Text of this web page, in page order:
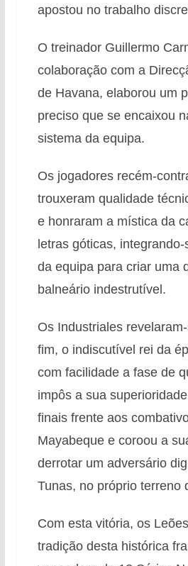
apostou no trabalho
O treinador Guillermo
colaboração com a
de Havana, elaborou um
preciso que se encaixou
sistema da equipa.
Os jogadores recém-
trouxeram qualidade
e honraram a mística da
letras góticas,
da equipa para criar uma
balneário indestrutível.
Os Industriales
fim, o indiscutível rei da
com facilidade a fase de
impôs a sua
finais frente aos
Mayabeque e coroou a
derrotar um adversário
Tunas, no próprio terreno
Com esta vitória, os
tradição desta histórica